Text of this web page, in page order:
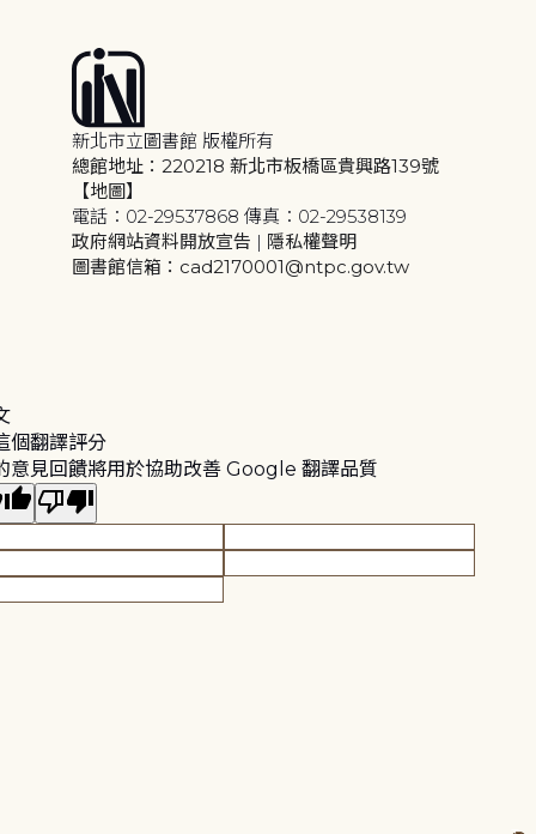
新北市立圖書館 版權所有
總館地址：220218 新北市板橋區貴興路139號
【地圖】
電話：02-29537868 傳真：02-29538139
政府網站資料開放宣告 | 隱私權聲明
圖書館信箱：cad2170001@ntpc.gov.tw
個翻譯評分
意見回饋將用於協助改善 Google 翻譯品質